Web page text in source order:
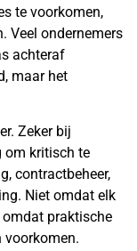
te voorkomen,
Veel ondernemers
achteraf
maar het
Zeker bij
om kritisch te
contractbeheer,
Niet omdat elk
praktische
voorkomen.